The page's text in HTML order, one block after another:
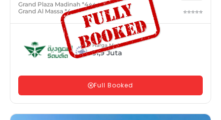
Grand Plaza Madinah *4⭐⭐⭐⭐
Grand Al Massa *4
⭐⭐⭐⭐⭐
Harga Mulai
31,9Juta
Full Booked